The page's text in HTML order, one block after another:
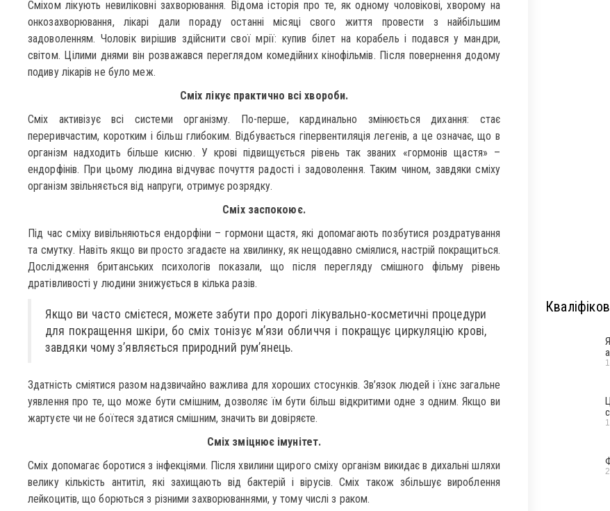
Сміхом лікують невиліковні захворювання. Відома історія про те, як одному чоловікові, хворому на
онкозахворювання, лікарі дали пораду останні місяці свого життя провести з найбільшим
задоволенням. Чоловік вирішив здійснити свої мрії: купив білет на корабель і подався у мандри,
світом. Цілими днями він розважався переглядом комедійних кінофільмів. Після повернення додому
подиву лікарів не було меж.
Сміх лікує практично всі хвороби.
Сміх активізує всі системи організму. По-перше, кардинально змінюється дихання: стає
переривчастим, коротким і більш глибоким. Відбувається гіпервентиляція легенів, а це означає, що в
організм надходить більше кисню. У крові підвищується рівень так званих «гормонів щастя» –
ендорфінів. При цьому людина відчуває почуття радості і задоволення. Таким чином, завдяки сміху
організм звільняється від напруги, отримує розрядку.
Сміх заспокоює.
Під час сміху вивільняються ендорфіни – гормони щастя, які допомагають позбутися роздратування
та смутку. Навіть якщо ви просто згадаєте на хвилинку, як нещодавно сміялися, настрій покращиться.
Дослідження британських психологів показали, що після перегляду смішного фільму рівень
дратівливості у людини знижується в кілька разів.
Якщо ви часто смієтеся, можете забути про дорогі лікувально-косметичні процедури
для покращення шкіри, бо сміх тонізує м’язи обличчя і покращує циркуляцію крові,
завдяки чому з’являється природний рум’янець.
Здатність сміятися разом надзвичайно важлива для хороших стосунків. Зв’язок людей і їхнє загальне
уявлення про те, що може бути смішним, дозволяє їм бути більш відкритими одне з одним. Якщо ви
жартуєте чи не боїтеся здатися смішним, значить ви довіряєте.
Сміх зміцнює імунітет.
Сміх допомагає боротися з інфекціями. Після хвилини щирого сміху організм викидає в дихальні шляхи
велику кількість антитіл, які захищають від бактерій і вірусів. Сміх також збільшує вироблення
лейкоцитів, що борються з різними захворюваннями, у тому числі з раком.